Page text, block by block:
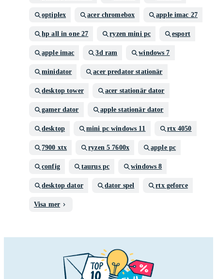
optiplex acer chromebox apple imac 27
hp all in one 27 ryzen mini pc esport
apple imac 3d ram windows 7
minidator acer predator stationär
desktop tower acer stationär dator
gamer dator apple stationär dator
desktop mini pc windows 11 rtx 4050
7900 xtx ryzen 5 7600x apple pc
config taurus pc windows 8
desktop dator dator spel rtx geforce
Visa mer